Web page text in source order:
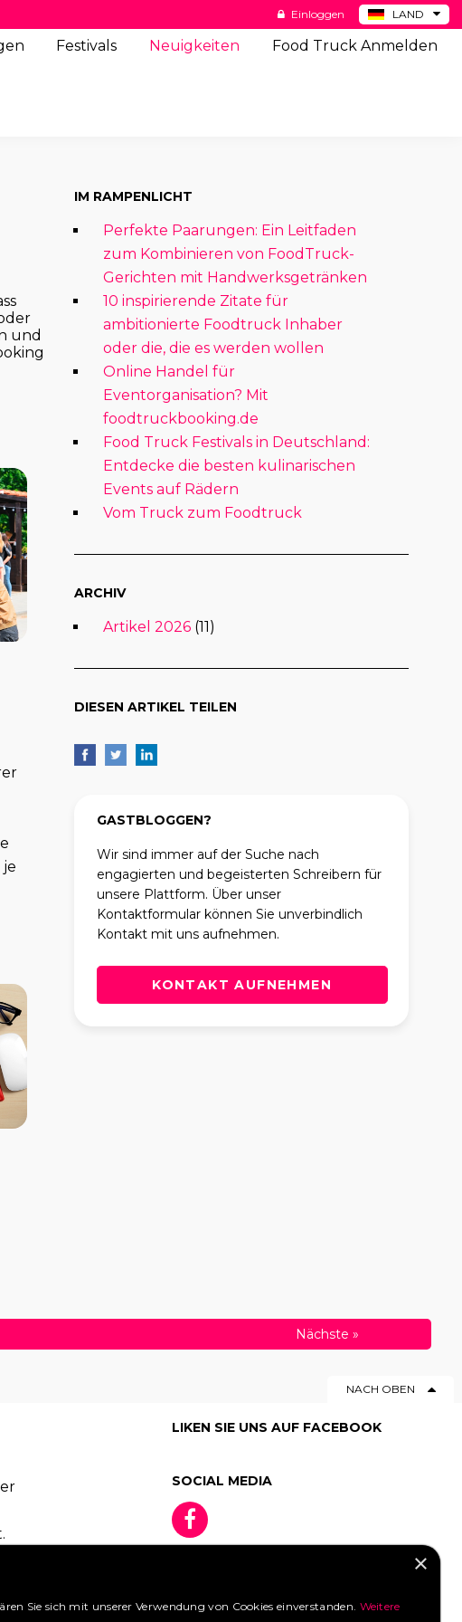
LAND
BE
Einloggen
Festivals Neuigkeiten Food Truck Anmelden
und
IM RAMPENLICHT
Perfekte Paarungen: Ein Leitfaden
zum Kombinieren von FoodTruck-
Gerichten mit Handwerksgetränken
10 inspirierende Zitate für
ambitionierte Foodtruck Inhaber
oder die, die es werden wollen
Online Handel für
Eventorganisation? Mit
foodtruckbooking.de
Food Truck Festivals in Deutschland:
Entdecke die besten kulinarischen
Events auf Rädern
Vom Truck zum Foodtruck
ARCHIV
Artikel 2026(11)
DIESEN ARTIKEL TEILEN
GASTBLOGGEN?
Wir sind immer auf der Suche nach
engagierten und begeisterten Schreibern für
unsere Plattform. Über unser
Kontaktformular können Sie unverbindlich
Kontakt mit uns aufnehmen.
KONTAKT AUFNEHMEN
Nächste »
NACH OBEN
LIKEN SIE UNS AUF FACEBOOK
SOCIAL MEDIA
×
Sie sich mit unserer Verwendung von Cookies einverstanden. Weitere